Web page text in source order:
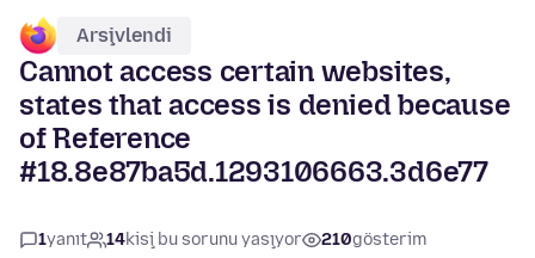
Arşivlendi
Cannot access certain websites,
states that access is denied because
of Reference
#18.8e87ba5d.1293106663.3d6e77
1yanıt 14kişi bu sorunu yaşıyor 210gösterim